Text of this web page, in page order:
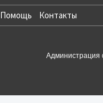
Помощь Контакты
Администрация